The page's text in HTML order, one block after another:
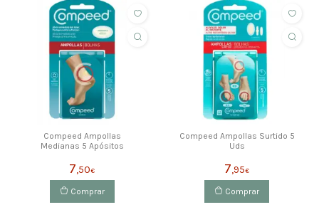
Compeed Ampollas
Medianas 5 Apósitos
7,50€
Comprar
Compeed Ampollas Surtido 5
Uds
7,95€
Comprar